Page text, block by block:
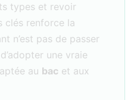
types et revoir
clés renforce la
n’est pas de passer
une vraie
au bac et aux